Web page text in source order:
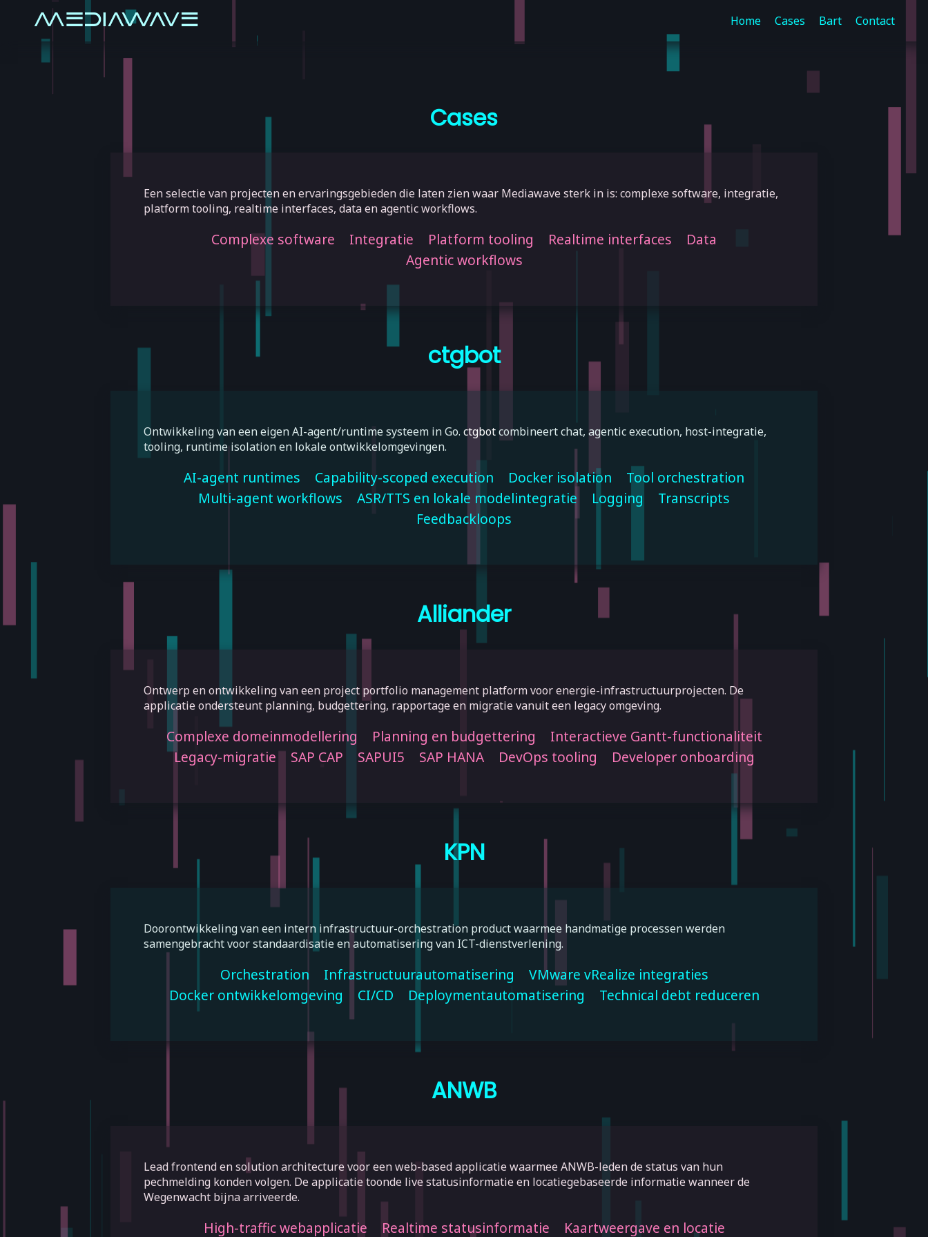
Home Cases Bart Contact
Cases
Een selectie van projecten en ervaringsgebieden die laten zien waar Mediawave sterk in is: complexe software, integratie,
platform tooling, realtime interfaces, data en agentic workflows.
Complexe software Integratie Platform tooling Realtime interfaces
Data
Agentic workflows
ctgbot
Ontwikkeling van een eigen AI-agent/runtime systeem in Go. ctgbotcombineert chat, agentic execution, host-integratie,
tooling, runtime isolation en lokale ontwikkelomgevingen.
AI-agent runtimes Capability-scoped execution Docker isolation
Tool orchestration
Multi-agent workflows
ASR/TTS en lokale modelintegratie Logging
Transcripts
Feedbackloops
Alliander
Ontwerp en ontwikkeling van een project portfolio management platform voor energie-infrastructuurprojecten. De
applicatie ondersteunt planning, budgettering, rapportage en migratie vanuit een legacy omgeving.
Complexe domeinmodellering Planning en budgettering
Interactieve Gantt-functionaliteit
Legacy-migratie
SAP CAP SAPUI5 SAP HANA DevOps tooling Developer onboarding
KPN
Doorontwikkeling van een intern infrastructuur-orchestration product waarmee handmatige processen werden
samengebracht voor standaardisatie en automatisering van ICT-dienstverlening.
Orchestration Infrastructuurautomatisering
VMware vRealize integraties
Docker ontwikkelomgeving
CI/CD Deploymentautomatisering Technical debt reduceren
ANWB
Lead frontend en solution architecture voor een web-based applicatie waarmee ANWB-leden de status van hun
pechmelding konden volgen. De applicatie toonde live statusinformatie en locatiegebaseerde informatie wanneer de
Wegenwacht bijna arriveerde.
High-traffic webapplicatie Realtime statusinformatie Kaartweergave en locatie